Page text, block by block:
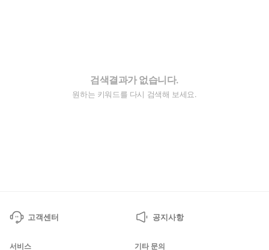
검색결과가 없습니다.
원하는 키워드를 다시 검색해 보세요.
고객센터 공지사항
서비스 기타 문의